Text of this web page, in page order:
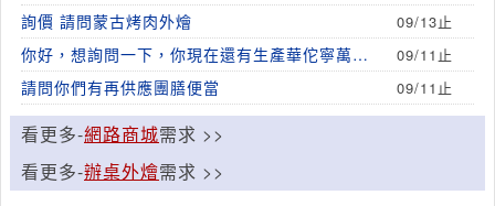
詢價 請問蒙古烤肉外燴 09/13止
你好，想詢問一下，你現在還有生產華佗寧萬寧
膏嗎？紅色罐子。
09/11止
請問你們有再供應團膳便當 09/11止
看更多-網路商城需求 >>
看更多-辦桌外燴需求 >>